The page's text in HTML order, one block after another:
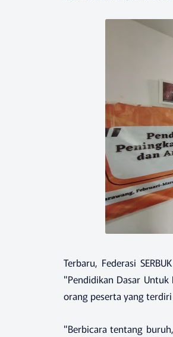
Terbaru, Federasi
"Pendidikan Dasar
orang peserta yang
"Berbicara tentang